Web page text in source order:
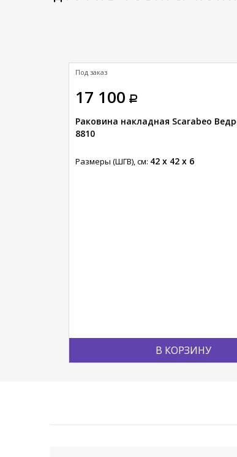
17 100
В КОРЗИНУ
Раковина накладная Scarabeo
8810
Размеры (ШГВ), см: 42 x 42 x 6
Под заказ